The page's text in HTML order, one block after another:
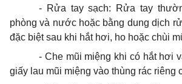
- Rửa tay sạch: Rửa tay
phòng và nước hoặc bằng dung dịch
đặc biệt sau khi hắt hơi, ho hoặc chùi
- Che mũi miệng khi có hắt hơi
giấy lau mũi miệng vào thùng rác riêng